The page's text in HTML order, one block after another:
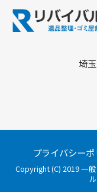
埼
プライバシー
Copyright (C) 2019 一